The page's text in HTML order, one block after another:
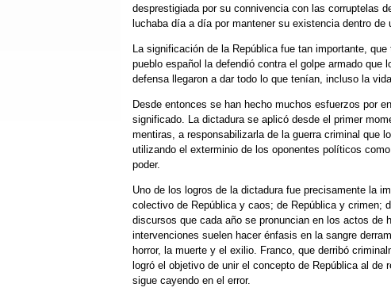
desprestigiada por su connivencia con las corruptelas
luchaba día a día por mantener su existencia dentro de
La significación de la República fue tan importante,
pueblo español la defendió contra el golpe armado
defensa llegaron a dar todo lo que tenían, incluso la vida.
Desde entonces se han hecho muchos esfuerzos por
significado. La dictadura se aplicó desde el primer
mentiras, a responsabilizarla de la guerra criminal que
utilizando el exterminio de los oponentes políticos
poder.
Uno de los logros de la dictadura fue precisamente la
colectivo de República y caos; de República y crimen;
discursos que cada año se pronuncian en los actos de
intervenciones suelen hacer énfasis en la sangre
horror, la muerte y el exilio. Franco, que derribó
logró el objetivo de unir el concepto de República al
sigue cayendo en el error.